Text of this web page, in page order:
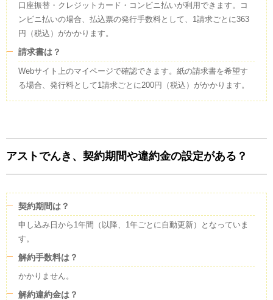
口座振替・クレジットカード・コンビニ払いが利用できます。コ
ンビニ払いの場合、払込票の発行手数料として、1請求ごとに363
円（税込）がかかります。
請求書は？
Webサイト上のマイページで確認できます。紙の請求書を希望す
る場合、発行料として1請求ごとに200円（税込）がかかります。
アストでんき、契約期間や違約金の設定がある？
契約期間は？
申し込み日から1年間（以降、1年ごとに自動更新）となっていま
す。
解約手数料は？
かかりません。
解約違約金は？